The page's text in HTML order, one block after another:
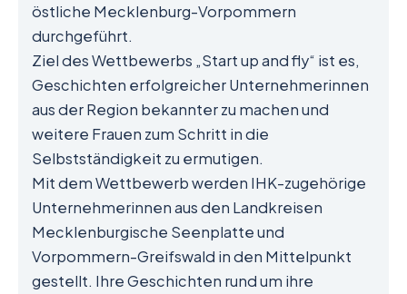
östliche Mecklenburg-Vorpommern
durchgeführt.
Ziel des Wettbewerbs „Start up and fly“ ist es,
Geschichten erfolgreicher Unternehmerinnen
aus der Region bekannter zu machen und
weitere Frauen zum Schritt in die
Selbstständigkeit zu ermutigen.
Mit dem Wettbewerb werden IHK-zugehörige
Unternehmerinnen aus den Landkreisen
Mecklenburgische Seenplatte und
Vorpommern-Greifswald in den Mittelpunkt
gestellt. Ihre Geschichten rund um ihre